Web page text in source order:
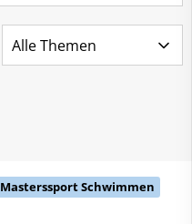
Masterssport Schwimmen